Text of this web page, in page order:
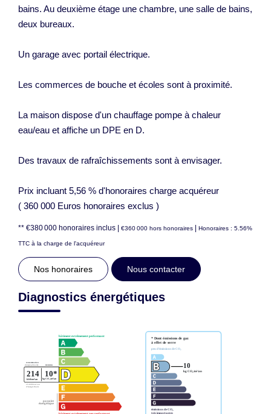
bains. Au deuxième étage une chambre, une salle de bains,
deux bureaux.
Un garage avec portail électrique.
Les commerces de bouche et écoles sont à proximité.
La maison dispose d'un chauffage pompe à chaleur
eau/eau et affiche un DPE en D.
Des travaux de rafraîchissements sont à envisager.
Prix incluant 5,56 % d'honoraires charge acquéreur
( 360 000 Euros honoraires exclus )
** €380 000 honoraires inclus | €360 000 hors honoraires | Honoraires : 5.56%
TTC à la charge de l'acquéreur
Nos honoraires Nous contacter
Diagnostics énergétiques